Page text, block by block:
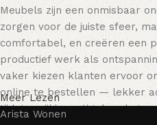
Meubels zijn een onmisbaar
zorgen voor de juiste sfeer,
comfortabel, en creëren een
productief werk als
vaker kiezen klanten ervoor
online te bestellen — lekker
tijd, terwijl je rustig door het
Meer Lezen
Arista Wonen